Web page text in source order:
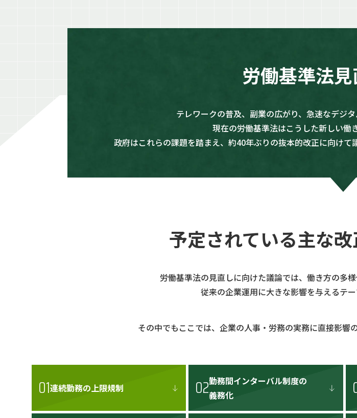
労働基準法
テレワークの普及、副業の広がり、急速なデジ
現在の労働基準法はこうした新しい働
政府はこれらの課題を踏まえ、約40年ぶりの抜本的改正に向けて
予定されている主な
労働基準法の見直しに向けた議論では、働き方の多
従来の企業運用に大きな影響を与えるテ
その中でもここでは、企業の人事・労務の実務に直接影響
01連続勤務の上限規制 02勤務間インターバル制度の
義務化